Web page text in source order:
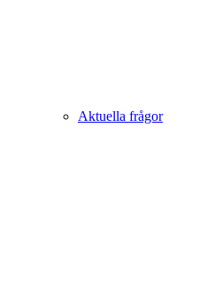
Aktuella frågor